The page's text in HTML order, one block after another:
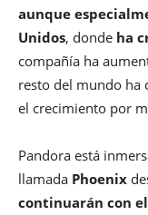
aunque
Unidos, donde ha
compañía ha
resto del mundo ha
el crecimiento por
Pandora está
llamada Phoenix
continuarán con